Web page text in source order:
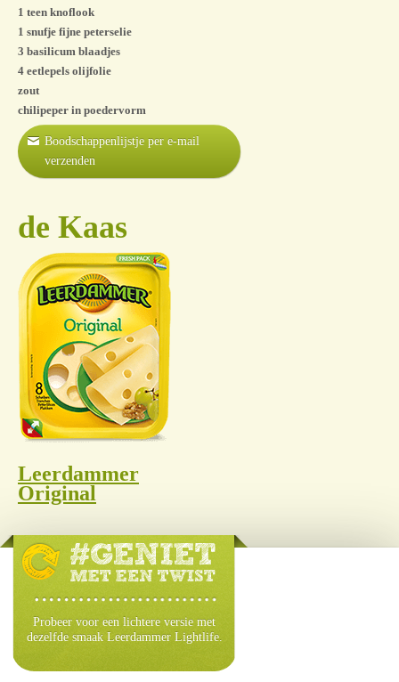
1 teen knoflook
1 snufje fijne peterselie
3 basilicum blaadjes
4 eetlepels olijfolie
zout
chilipeper in poedervorm
Boodschappenlijstje per e-mail
verzenden
de Kaas
Leerdammer
Original
Probeer voor een lichtere versie met
dezelfde smaak Leerdammer Lightlife.